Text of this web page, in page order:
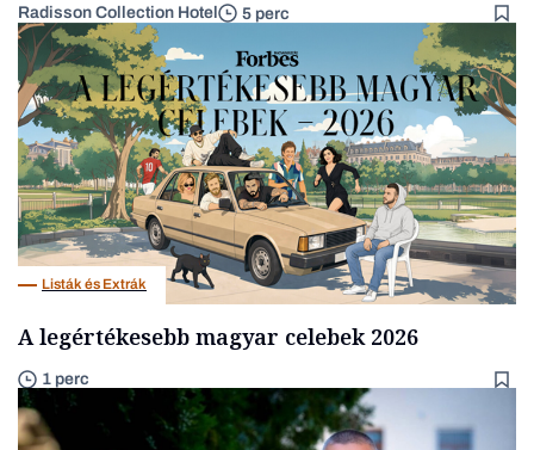
Radisson Collection Hotel 5 perc
Listák és Extrák
A legértékesebb magyar celebek 2026
1 perc